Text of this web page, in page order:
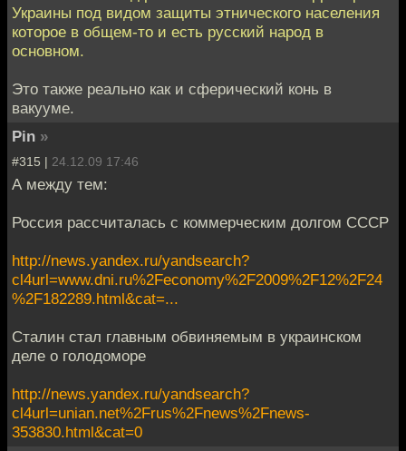
Украины под видом защиты этнического населения
которое в общем-то и есть русский народ в
основном.
Это также реально как и сферический конь в
вакууме.
Pin »
#315 | 24.12.09 17:46
А между тем:
Россия рассчиталась с коммерческим долгом СССР
http://news.yandex.ru/yandsearch?
cl4url=www.dni.ru%2Feconomy%2F2009%2F12%2F24
%2F182289.html&cat=...
Сталин стал главным обвиняемым в украинском
деле о голодоморе
http://news.yandex.ru/yandsearch?
cl4url=unian.net%2Frus%2Fnews%2Fnews-
353830.html&cat=0